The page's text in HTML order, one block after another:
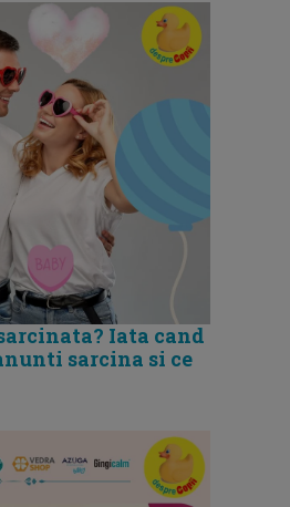
Iata cand
sarcina si ce